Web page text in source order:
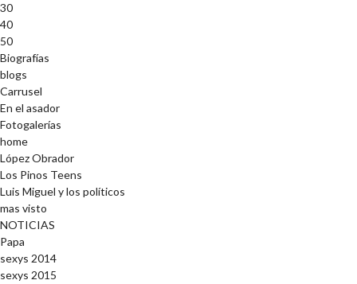
30
40
50
Biografías
blogs
Carrusel
En el asador
Fotogalerías
home
López Obrador
Los Pinos Teens
Luis Miguel y los políticos
mas visto
NOTICIAS
Papa
sexys 2014
sexys 2015